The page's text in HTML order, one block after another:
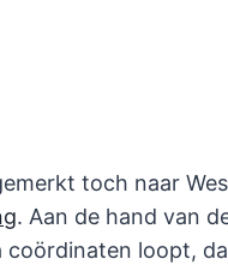
toch naar
. Aan de hand van
loopt,